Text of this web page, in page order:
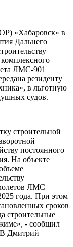
«Хабаровск» в
Дальнего
ЛМС-901
резиденту
в льготную
судов.
строительной
постоянного
На объекте
ЛМС
года. При этом
сроков
строительные
- сообщил
Дмитрий